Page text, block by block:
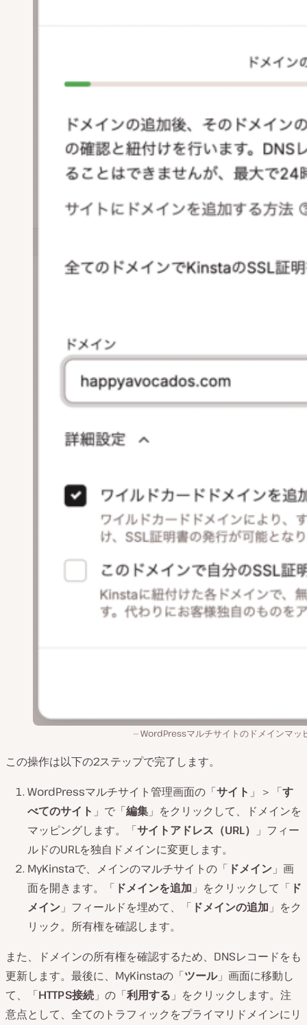
WordPressマルチサイトのドメインマッ
この操作は以下の2ステップで完了します。
WordPressマルチサイト管理画面の「サイト 」＞「す
べてのサイト 」で「編集 」をクリックして、ドメインを
マッピングします。「サイトアドレス（URL）
」フィー
ルドのURLを独自ドメインに変更します。
MyKinstaで、メインのマルチサイトの「 ドメイン 」画
面を開きます。「 ドメインを追加 」をクリックして「 ド
メイン 」フィールドを埋めて、「 ドメインの追加 」をク
リック。所有権を確認します。
また、ドメインの所有権を確認するため、DNSレコードをも
更新します。最後に、MyKinstaの「ツール」画面に移動し
て、「HTTPS接続 」の「利用する 」をクリックします。注
意点として、全てのトラフィックをプライマリドメインにリ